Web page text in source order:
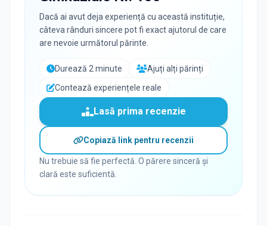
Dacă ai avut deja experiență cu această instituție,
câteva rânduri sincere pot fi exact ajutorul de care
are nevoie următorul părinte.
Durează 2 minute
Ajuți alți părinți
Contează experiențele reale
Lasă prima recenzie
Copiază link pentru recenzii
Nu trebuie să fie perfectă. O părere sinceră și
clară este suficientă.